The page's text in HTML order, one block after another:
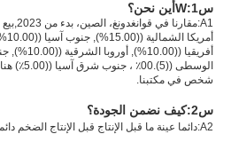
س1: W أين نحن؟
A1
:
شخص في مكتبنا.
س2: كيف نضمن الجودة؟
A2
:دائما عينة ما قبل الإنتاج قبل الإنتاج الضخم